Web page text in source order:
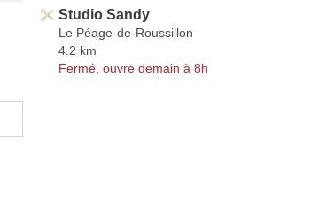
Studio Sandy
Le Péage-de-Roussillon
4.2 km
Fermé, ouvre demain à 8h